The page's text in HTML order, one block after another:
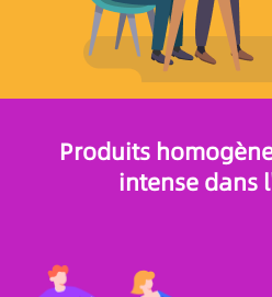
Produits
intense dans